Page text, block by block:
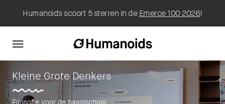
Humanoids scoort 5 sterren in deEmerce 100 2026!
Kleine Grote Denkers
Filosofie voor de basisschool